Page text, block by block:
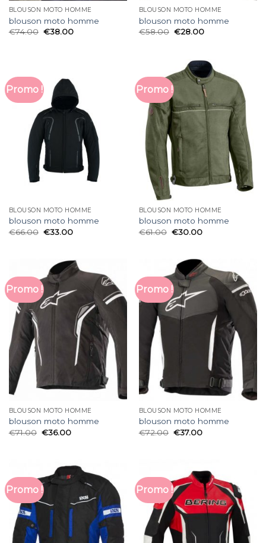
BLOUSON MOTO HOMME
blouson moto homme
€74.00 €38.00
BLOUSON MOTO HOMME
blouson moto homme
€58.00 €28.00
Promo !
BLOUSON MOTO HOMME
blouson moto homme
€66.00 €33.00
Promo !
BLOUSON MOTO HOMME
blouson moto homme
€61.00 €30.00
Promo !
BLOUSON MOTO HOMME
blouson moto homme
€71.00 €36.00
Promo !
BLOUSON MOTO HOMME
blouson moto homme
€72.00 €37.00
Promo ! Promo !